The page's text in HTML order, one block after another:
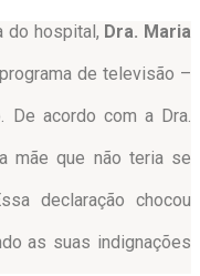
do hospital, Dra. Maria
de televisão –
De acordo com a Dra.
mãe que não teria se
declaração chocou
as suas indignações